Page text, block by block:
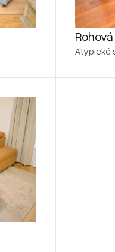
Atypické